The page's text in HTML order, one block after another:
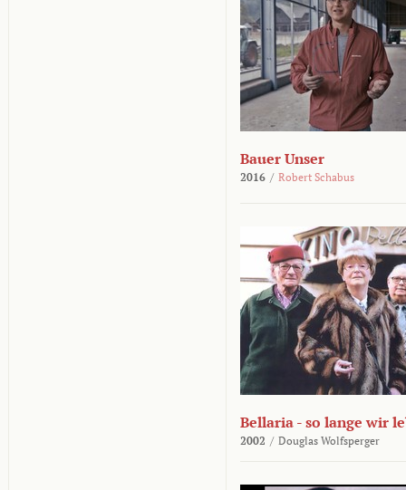
Bauer Unser
2016 / Robert Schabus
Bellaria - so lange wir
2002 / Douglas Wolfsperger